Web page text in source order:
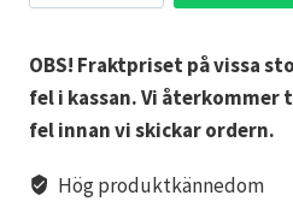
g
OBS! Fraktpriset på vissa
fel i kassan. Vi
fel innan vi skickar ordern.
Hög produktkännedom